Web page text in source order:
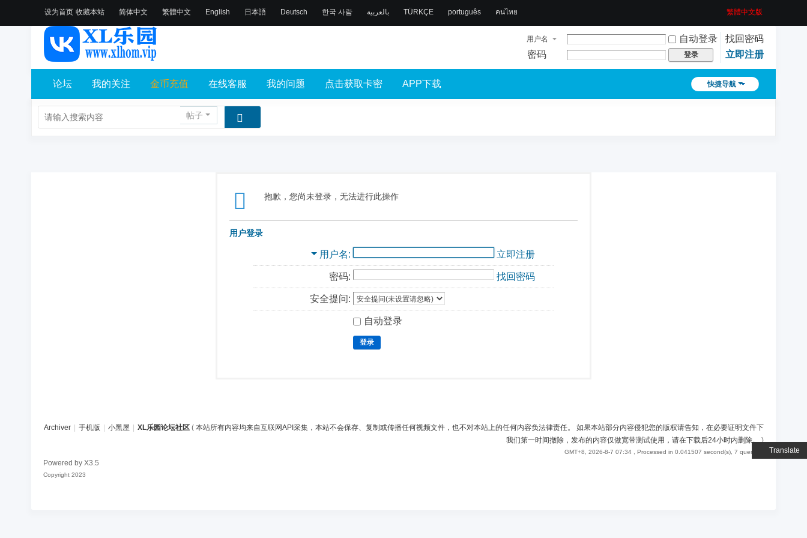
设为首页 收藏本站
Translate
简体中文 繁體中文 English 日本語 Deutsch 한국 사람 بالعربية TÜRKÇE português คนไทย 繁體中文版
用户名 自动登录
找回密码
密码
登录 立即注册
快捷导航
论坛 我的关注 金币充值 在线客服 我的问题 点击获取卡密 APP下载
帖子
抱歉，您尚未登录，无法进行此操作
用户登录
用户名 立即注册
密码: 找回密码
安全提问:
自动登录
登录
Archiver 手机版 小黑屋 XL乐园论坛社区 ( 本站所有内容均来自互联网API采集，本站不会保存、复制或传播任何视频文件，也不对本站上的任何内容负法律责任。 如果本站部分内容侵犯您的版权请告知，在必要证明文件下
我们第一时间撤除，发布的内容仅做宽带测试使用，请在下载后24小时内删除。)
GMT+8, 2026-8-7 07:34 , Processed in 0.041507 second(s), 7 queries .
Powered by X3.5
Copyright 2023